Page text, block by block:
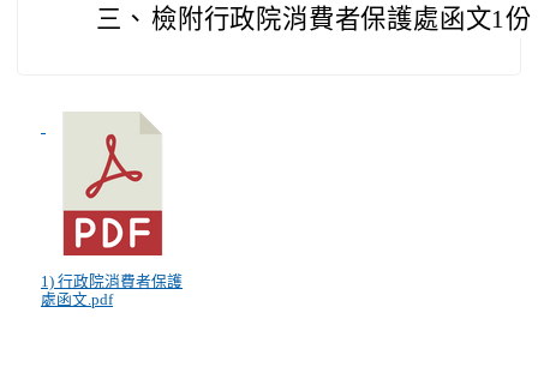
三、 檢附行政院消費者保護處函文1份
1) 行政院消費者保護
處函文.pdf